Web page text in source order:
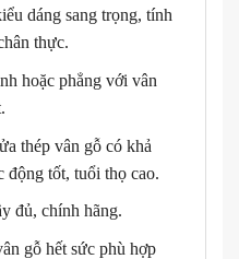
dáng sang trọng, tính
thực.
hoặc phẳng với vân
thép vân gỗ có khả
động tốt, tuổi thọ cao.
đủ, chính hãng.
gỗ hết sức phù hợp